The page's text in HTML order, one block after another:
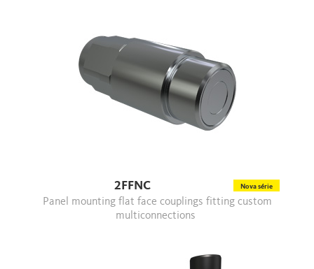
2FFNC Nova série
Panel mounting flat face couplings fitting custom
multiconnections